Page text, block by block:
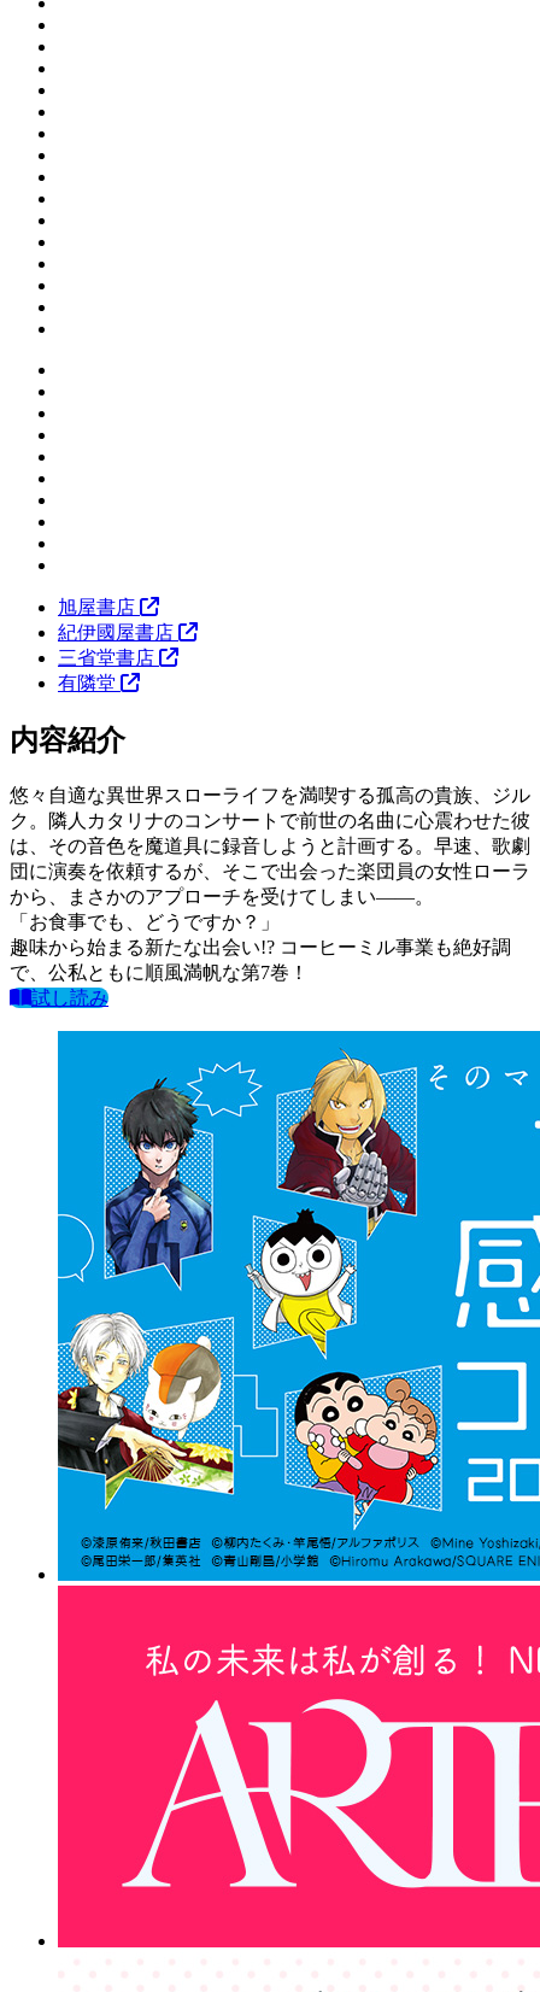
旭屋書店
紀伊國屋書店
三省堂書店
有隣堂
内容紹介
悠々自適な異世界スローライフを満喫する孤高の貴族、ジル
ク。隣人カタリナのコンサートで前世の名曲に心震わせた彼
は、その音色を魔道具に録音しようと計画する。早速、歌劇
団に演奏を依頼するが、そこで出会った楽団員の女性ローラ
から、まさかのアプローチを受けてしまい――。
「お食事でも、どうですか？」
趣味から始まる新たな出会い!? コーヒーミル事業も絶好調
で、公私ともに順風満帆な第7巻！
試し読み